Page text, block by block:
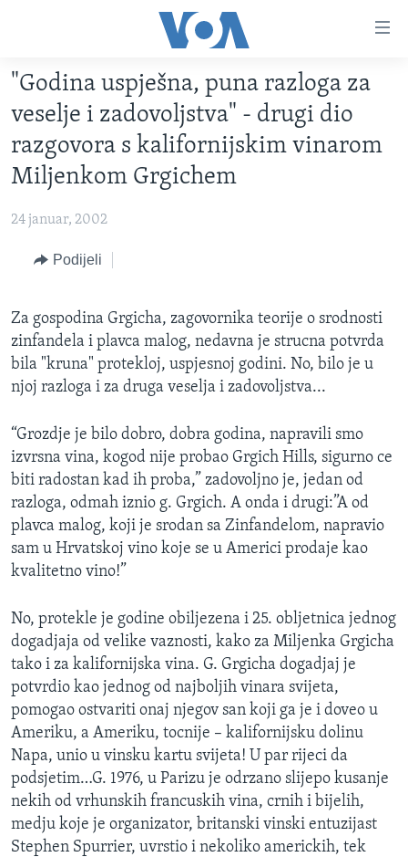
glavni
sadržaj
na
glavnu
Idi
pretragu
FOTOGRAFIJE DANA
VIJESTI
SJEDINJENE AMERIČKE DRŽAVE
BOSNA I HERCEGOVINA
NAUKA I TEHNOLOGIJA
SPECIJALNI PROJEKTI
SLOBODA MEDIJA
ŽENSKA STRANA
IZBJEGLIČKA STRANA
MAGAZIN
O GLASU AMERIKE
Learning English
PRATITE NAS
Jezici
"Godina uspješna, puna razloga za
veselje i zadovoljstva" - drugi dio
razgovora s kalifornijskim vinarom
Miljenkom Grgichem
24 januar, 2002
Podijeli
Za gospodina Grgicha, zagovornika teorije o srodnosti
zinfandela i plavca malog, nedavna je strucna potvrda
bila "kruna" protekloj, uspjesnoj godini. No, bilo je u
njoj razloga i za druga veselja i zadovoljstva...
“Grozdje je bilo dobro, dobra godina, napravili smo
izvrsna vina, kogod nije probao Grgich Hills, sigurno ce
biti radostan kad ih proba,” zadovoljno je, jedan od
razloga, odmah iznio g. Grgich. A onda i drugi:”A od
plavca malog, koji je srodan sa Zinfandelom, napravio
sam u Hrvatskoj vino koje se u Americi prodaje kao
kvalitetno vino!”
No, protekle je godine obiljezena i 25. obljetnica jednog
dogadjaja od velike vaznosti, kako za Miljenka Grgicha
tako i za kalifornijska vina. G. Grgicha dogadjaj je
potvrdio kao jednog od najboljih vinara svijeta,
pomogao ostvariti onaj njegov san koji ga je i doveo u
Ameriku, a Ameriku, tocnije – kalifornijsku dolinu
Napa, unio u vinsku kartu svijeta! U par rijeci da
podsjetim…G. 1976, u Parizu je odrzano slijepo kusanje
nekih od vrhunskih francuskih vina, crnih i bijelih,
medju koje je organizator, britanski vinski entuzijast
Stephen Spurrier, uvrstio i nekoliko americkih, tek